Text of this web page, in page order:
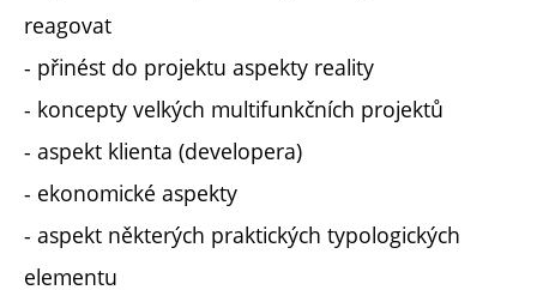
reagovat
- přinést do projektu aspekty reality
- koncepty velkých multifunkčních projektů
- aspekt klienta (developera)
- ekonomické aspekty
- aspekt některých praktických typologických
elementu